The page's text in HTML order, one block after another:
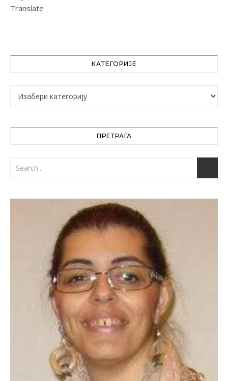
Translate
КАТЕГОРИЈЕ
Категорије
ПРЕТРАГА